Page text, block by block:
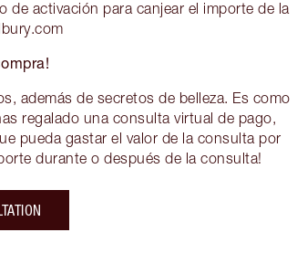
activación para canjear el importe de la
además de secretos de belleza. Es como
regalado una consulta virtual de pago,
pueda gastar el valor de la consulta por
durante o después de la consulta!